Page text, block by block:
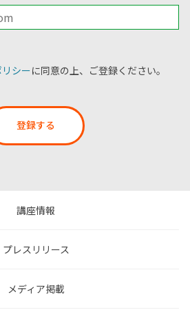
シーに同意の上、ご登録ください。
登録する
講座情報
プレスリリース
メディア掲載